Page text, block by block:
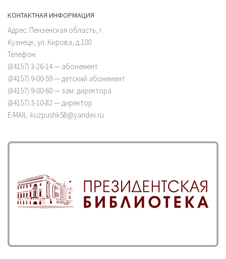
КОНТАКТНАЯ ИНФОРМАЦИЯ
Адрес: Пензенская область, г.
Кузнецк, ул. Кирова, д.100
Телефон:
(84157) 3-26-14 — абонемент
(84157) 9-00-59 — детский абонемент
(84157) 9-00-60 — зам. директора
(84157) 3-10-82 — директор
E-MAIL: kuzpushk58@yandex.ru